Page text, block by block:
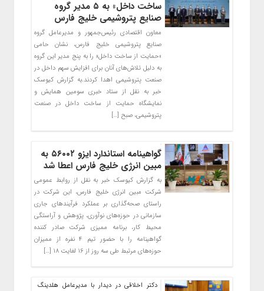
ساخت داخل» به ۵ مدیر گروه
صنایع پتروشیمی خلیج فارس
معاون اقتصادی رئیس‌جمهور و مدیرعامل گروه
صنایع پتروشیمی خلیج فارس، نشان حامی
«حمایت از ساخت داخل» را به پنج ‏مدیر این گروه
به دلیل تلاش‌های آنان برای افزایش سهم داخل در
صنعت پتروشیمی اهدا کردند.‏به گزارش کیوسک
خبر به نقل از ستاد خبری سومین همایش و
نمایشگاه حمایت از ساخت داخل در صنعت
پتروشیمی، صبح […]
گواهینامه استاندارد ایزو ۵۶۰۰۲ به
مبین انرژی خلیج فارس اعطا شد
به گزارش کیوسک خبر به نقل از روابط عمومی
شرکت مبین انرژی خلیج فارس، این شرکت در
راستای صحه‌گذاری بر عملکرد فرآیندهای جاری
سازمانی در حوزه‌های نوآوری، پژوهش و آراستگی
محیط کار، برنامه ممیزی شرکت صادر کننده
گواهینامه را با حضور تیم ۴ نفره از ممیزان
حوزه‌های مرتبط طی سه روز از ۱۶ لغایت ۱۸ […]
دکتر اخلاقی در دیدار با مدیرعامل هلدینگ